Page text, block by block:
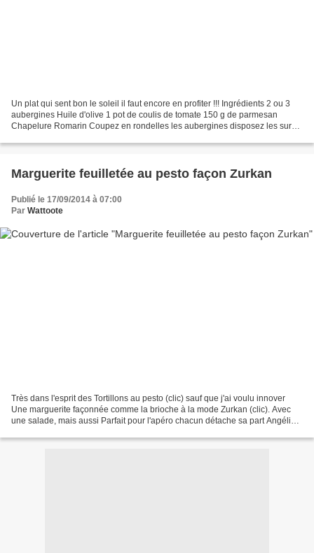
Un plat qui sent bon le soleil il faut encore en profiter !!! Ingrédients 2 ou 3
aubergines Huile d'olive 1 pot de coulis de tomate 150 g de parmesan
Chapelure Romarin Coupez en rondelles les aubergines disposez les sur
Marguerite feuilletée au pesto façon Zurkan
Publié le 17/09/2014 à 07:00
Par Wattoote
Très dans l'esprit des Tortillons au pesto (clic) sauf que j'ai voulu innover
Une marguerite façonnée comme la brioche à la mode Zurkan (clic). Avec
une salade, mais aussi Parfait pour l'apéro chacun détache sa part Angélina,